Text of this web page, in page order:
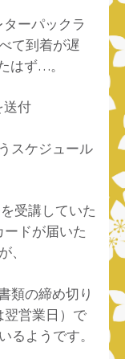
ーパックラ
て到着が遅
はず…。
送付
スケジュール
受講していた
ドが届いた
、
類の締め切り
翌営業日）で
るようです。